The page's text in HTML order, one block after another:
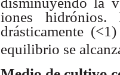
iones
drásticamente
equilibrio se